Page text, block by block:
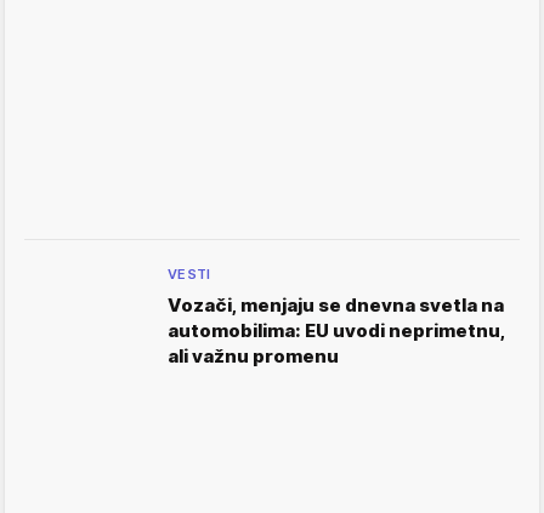
VESTI
Vozači, menjaju se dnevna svetla na
automobilima: EU uvodi neprimetnu,
ali važnu promenu